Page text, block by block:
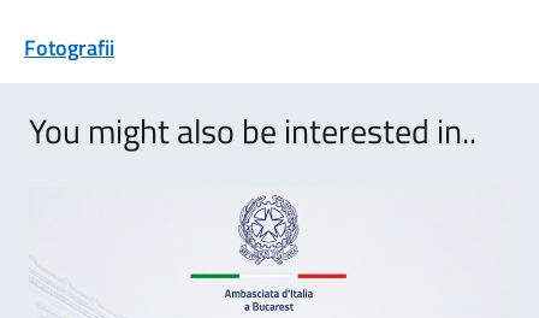
Fotografii
You might also be interested in..